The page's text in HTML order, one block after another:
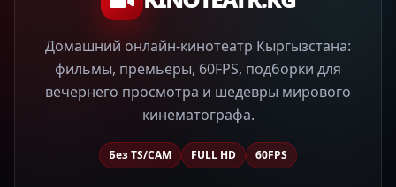
Домашний онлайн-кинотеатр Кыргызстана:
фильмы, премьеры, 60FPS, подборки для
вечернего просмотра и шедевры мирового
кинематографа.
Без TS/CAM FULL HD 60FPS